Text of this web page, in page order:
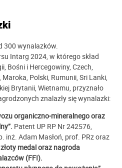
300 wynalazków.
Intarg 2024, w którego skład
Bośni i Hercegowiny, Czech,
Polski, Rumunii, Sri Lanki,
Brytanii, Wietnamu, przyznało
znalazły się wynalazki:
organiczno-mineralnego oraz
Patent UP RP Nr 242576,
inż. Adam Masłoń, prof. PRz oraz
złoty medal oraz nagroda
(FFI).